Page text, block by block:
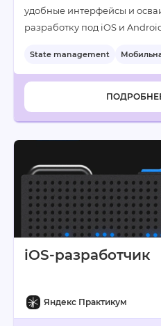
удобные интерфейсы и
разработку под iOS и
State management
iOS-разработчик
Яндекс Практикум